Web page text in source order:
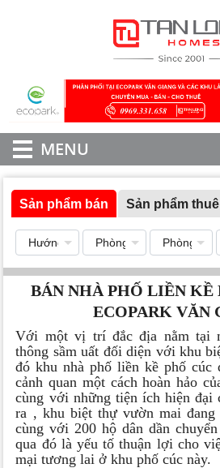
MENU
Sản phẩm bán Sản phẩm thuê
BÁN NHÀ PHỐ LIỀN KỀ
ECOPARK VĂN
Với một vị trí đắc địa nằm tại
thông sầm uất đối diện với khu
đó khu nhà phố liền kề phố cúc
cảnh quan một cách hoàn hảo
cùng với những tiện ích hiện đại
ra , khu biệt thự vườn mai đang
cùng với 200 hộ dân dần
qua đó là yếu tố thuận lợi cho
mại tương lai ở khu phố cúc này.